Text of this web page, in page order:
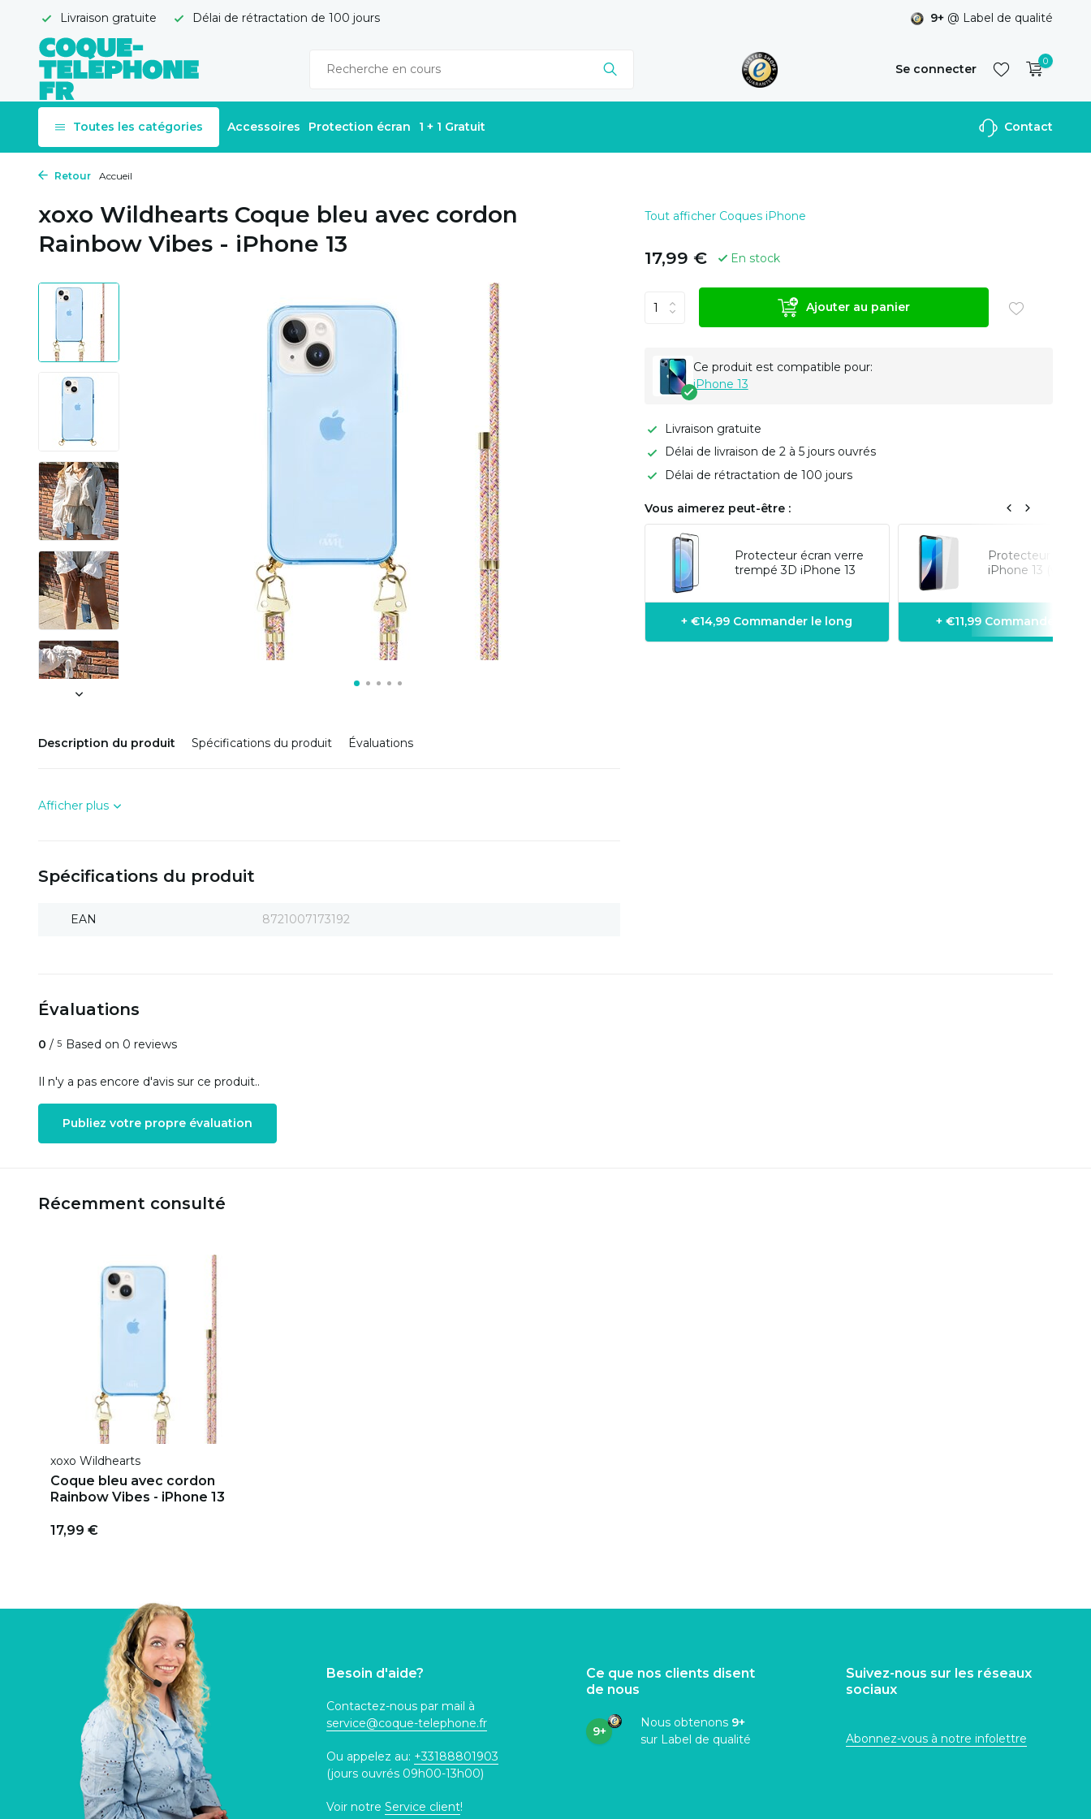
Livraison gratuite Délai de rétractation de 100 jours 9+ @ Label de qualité
Se connecter
S'inscrire
0
Toutes les catégories Accessoires Protection écran 1 + 1 Gratuit Contact
Retour Accueil
xoxo Wildhearts Coque bleu avec cordon
Rainbow Vibes - iPhone 13
Description du produit Spécifications du produit Évaluations
Afficher plus
Spécifications du produit
EAN 8721007173192
Tout afficher Coques iPhone
17,99 € En stock
Ajouter au panier
Ce produit est compatible pour:
iPhone 13
Livraison gratuite
Délai de livraison de 2 à 5 jours ouvrés
Délai de rétractation de 100 jours
Vous aimerez peut-être :
Protecteur écran verre
trempé 3D iPhone 13
+ €14,99 Commander le long
Protecteur
iPhone 13 (verre
+ €11,99 Commander le
Évaluations
0 / 5 Based on 0 reviews
Il n'y a pas encore d'avis sur ce produit..
Publiez votre propre évaluation
Récemment consulté
xoxo Wildhearts
Coque bleu avec cordon
Rainbow Vibes - iPhone 13
17,99 €
Besoin d'aide?
Contactez-nous par mail à
service@coque-telephone.fr
Ou appelez au: +33188801903
(jours ouvrés 09h00-13h00)
Voir notre Service client!
Ce que nos clients disent
de nous
9+
Nous obtenons 9+
sur Label de qualité
Suivez-nous sur les réseaux
sociaux
Abonnez-vous à notre infolettre